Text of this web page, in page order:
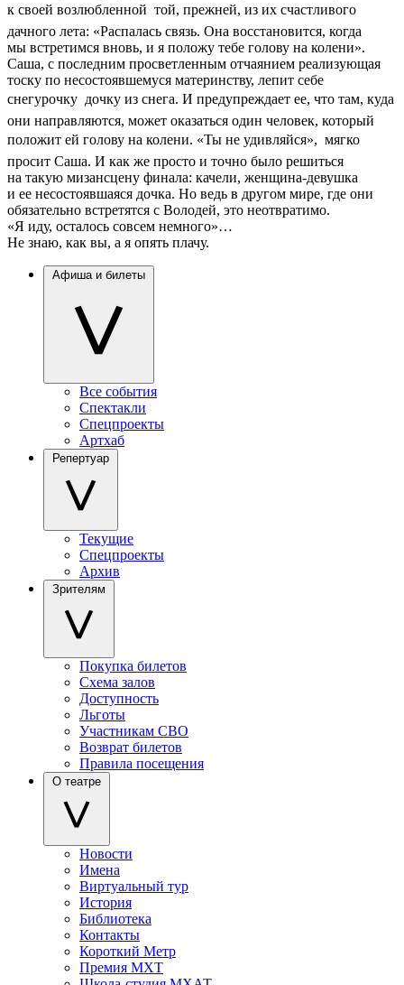
к своей возлюбленной  той, прежней, из их счастливого
дачного лета: «Распалась связь. Она восстановится, когда
мы встретимся вновь, и я положу тебе голову на колени».
Саша, с последним просветленным отчаянием реализующая
тоску по несостоявшемуся материнству, лепит себе
снегурочку  дочку из снега. И предупреждает ее, что там, куда
они направляются, может оказаться один человек, который
положит ей голову на колени. «Ты не удивляйся»,  мягко
просит Саша. И как же просто и точно было решиться
на такую мизансцену финала: качели, женщина-девушка
и ее несостоявшаяся дочка. Но ведь в другом мире, где они
обязательно встретятся с Володей, это неотвратимо.
«Я иду, осталось совсем немного»…
Не знаю, как вы, а я опять плачу.
Афиша и билеты
Все события
Спектакли
Спецпроекты
Артхаб
Репертуар
Текущие
Спецпроекты
Архив
Зрителям
Покупка билетов
Схема залов
Доступность
Льготы
Участникам СВО
Возврат билетов
Правила посещения
О театре
Новости
Имена
Виртуальный тур
История
Библиотека
Контакты
Короткий Метр
Премия МХТ